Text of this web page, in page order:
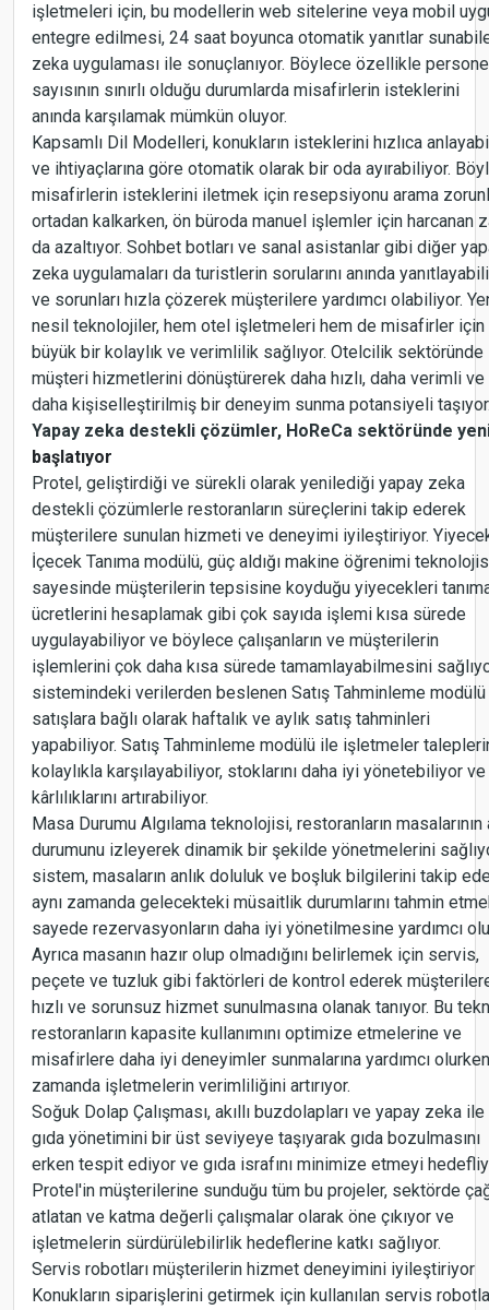
işletmeleri için, bu modellerin web sitelerine veya mobil
entegre edilmesi, 24 saat boyunca otomatik yanıtlar
zeka uygulaması ile sonuçlanıyor. Böylece özellikle
sayısının sınırlı olduğu durumlarda misafirlerin isteklerini
anında karşılamak mümkün oluyor.
Kapsamlı Dil Modelleri, konukların isteklerini hızlıca
ve ihtiyaçlarına göre otomatik olarak bir oda ayırabiliyor.
misafirlerin isteklerini iletmek için resepsiyonu arama
ortadan kalkarken, ön büroda manuel işlemler için harcanan
da azaltıyor. Sohbet botları ve sanal asistanlar gibi diğer
zeka uygulamaları da turistlerin sorularını anında
ve sorunları hızla çözerek müşterilere yardımcı olabiliyor.
nesil teknolojiler, hem otel işletmeleri hem de misafirler için
büyük bir kolaylık ve verimlilik sağlıyor. Otelcilik sektöründe
müşteri hizmetlerini dönüştürerek daha hızlı, daha verimli ve
daha kişiselleştirilmiş bir deneyim sunma potansiyeli
Yapay zeka destekli çözümler, HoReCa sektöründe
başlatıyor
Protel, geliştirdiği ve sürekli olarak yenilediği yapay zeka
destekli çözümlerle restoranların süreçlerini takip ederek
müşterilere sunulan hizmeti ve deneyimi iyileştiriyor.
İçecek Tanıma modülü, güç aldığı makine öğrenimi
sayesinde müşterilerin tepsisine koyduğu yiyecekleri
ücretlerini hesaplamak gibi çok sayıda işlemi kısa sürede
uygulayabiliyor ve böylece çalışanların ve müşterilerin
işlemlerini çok daha kısa sürede tamamlayabilmesini
sistemindeki verilerden beslenen Satış Tahminleme
satışlara bağlı olarak haftalık ve aylık satış tahminleri
yapabiliyor. Satış Tahminleme modülü ile işletmeler
kolaylıkla karşılayabiliyor, stoklarını daha iyi yönetebiliyor ve
kârlılıklarını artırabiliyor.
Masa Durumu Algılama teknolojisi, restoranların masalarının
durumunu izleyerek dinamik bir şekilde yönetmelerini
sistem, masaların anlık doluluk ve boşluk bilgilerini takip
aynı zamanda gelecekteki müsaitlik durumlarını tahmin
sayede rezervasyonların daha iyi yönetilmesine yardımcı
Ayrıca masanın hazır olup olmadığını belirlemek için servis,
peçete ve tuzluk gibi faktörleri de kontrol ederek
hızlı ve sorunsuz hizmet sunulmasına olanak tanıyor. Bu
restoranların kapasite kullanımını optimize etmelerine ve
misafirlere daha iyi deneyimler sunmalarına yardımcı
zamanda işletmelerin verimliliğini artırıyor.
Soğuk Dolap Çalışması, akıllı buzdolapları ve yapay zeka ile
gıda yönetimini bir üst seviyeye taşıyarak gıda bozulmasını
erken tespit ediyor ve gıda israfını minimize etmeyi
Protel'in müşterilerine sunduğu tüm bu projeler, sektörde
atlatan ve katma değerli çalışmalar olarak öne çıkıyor ve
işletmelerin sürdürülebilirlik hedeflerine katkı sağlıyor.
Servis robotları müşterilerin hizmet deneyimini iyileştiriyor
Konukların siparişlerini getirmek için kullanılan servis